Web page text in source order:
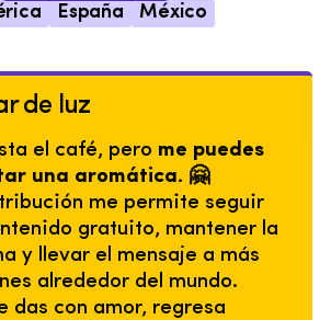
España México
de luz
el café, pero me puedes
una aromática. 🤗
me permite seguir
gratuito, mantener la
y llevar el mensaje a más
alrededor del mundo.
das con amor, regresa